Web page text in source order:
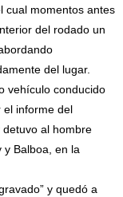
cual momentos antes
del rodado un
del lugar.
vehículo conducido
el informe del
al hombre
y Balboa, en la
y quedó a